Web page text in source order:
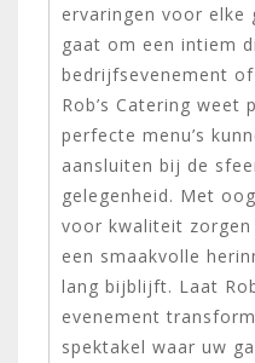
ervaringen voor elke
gaat om een intiem
bedrijfsevenement
Rob’s Catering weet
perfecte menu’s
aansluiten bij de
gelegenheid. Met
voor kwaliteit
een smaakvolle
lang bijblijft. Laat
evenement
spektakel waar uw